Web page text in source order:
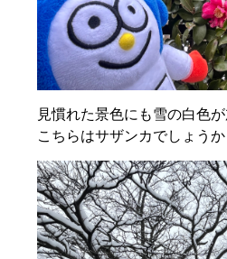
見慣れた景色にも雪の白色
こちらはサザンカでしょうか